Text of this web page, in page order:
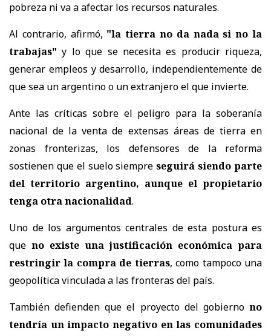
pobreza ni va a afectar los recursos naturales.
Al contrario, afirmó, "la tierra no da nada si no la
trabajas" y lo que se necesita es producir riqueza,
generar empleos y desarrollo, independientemente de
que sea un argentino o un extranjero el que invierte.
Ante las críticas sobre el peligro para la soberanía
nacional de la venta de extensas áreas de tierra en
zonas fronterizas, los defensores de la reforma
sostienen que el suelo siempreseguirá siendo parte
del territorio argentino, aunque el propietario
tenga otra nacionalidad.
Uno de los argumentos centrales de esta postura es
que no existe una justificación económica para
restringir la compra de tierras, como tampoco una
geopolítica vinculada a las fronteras del país.
También defienden que el proyecto del gobierno no
tendría un impacto negativo en las comunidades